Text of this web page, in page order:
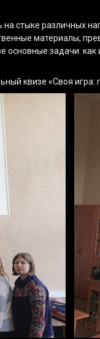
стыке различных
материалы,
основные задачи:
квизе «Своя